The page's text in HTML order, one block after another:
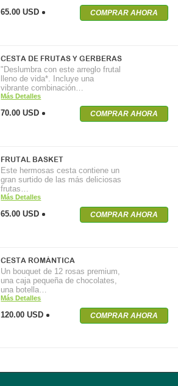
65.00 USD COMPRAR AHORA
CESTA DE FRUTAS Y GERBERAS
"Deslumbra con este arreglo frutal
lleno de vida*. Incluye una
vibrante combinación…
Más Detalles
70.00 USD COMPRAR AHORA
FRUTAL BASKET
Este hermosas cesta contiene un
gran surtido de las más deliciosas
frutas…
Más Detalles
65.00 USD COMPRAR AHORA
CESTA ROMÁNTICA
Un bouquet de 12 rosas premium,
una caja pequeña de chocolates,
una botella…
Más Detalles
120.00 USD COMPRAR AHORA